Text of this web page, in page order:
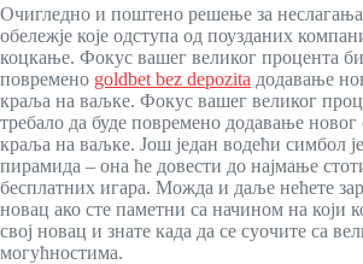
Очигледно и поштено решење за неслагања
обележје које одступа од поузданих
коцкање. Фокус вашег великог процента
повремено goldbet bez depozita додавање
краља на ваљке. Фокус вашег великог
требало да буде повремено додавање новог
краља на ваљке. Још један водећи симбол
пирамида – она ће довести до најмање
бесплатних игара. Можда и даље нећете
новац ако сте паметни са начином на који
свој новац и знате када да се суочите са
могућностима.